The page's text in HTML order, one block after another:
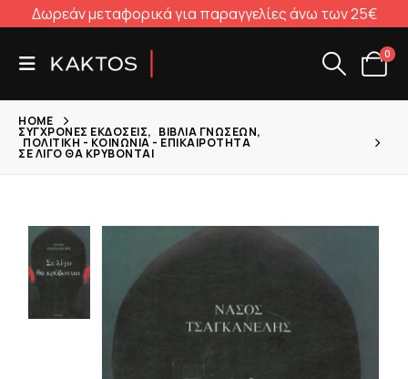
Δωρεάν μεταφορικά για παραγγελίες άνω των 25€
0
HOME
ΣΎΓΧΡΟΝΕΣ ΕΚΔΌΣΕΙΣ, ΒΙΒΛΊΑ ΓΝΏΣΕΩΝ,
ΠΟΛΙΤΙΚΉ - ΚΟΙΝΩΝΊΑ - ΕΠΙΚΑΙΡΌΤΗΤΑ
ΣΕ ΛΊΓΟ ΘΑ ΚΡΎΒΟΝΤΑΙ